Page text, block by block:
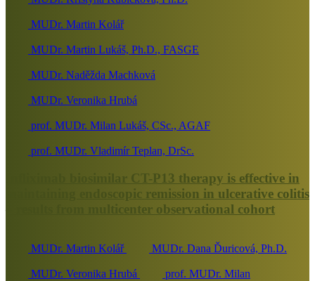
MUDr. Martin Kolář
MUDr. Martin Lukáš, Ph.D., FASGE
MUDr. Naděžda Machková
MUDr. Veronika Hrubá
prof. MUDr. Milan Lukáš, CSc., AGAF
prof. MUDr. Vladimír Teplan, DrSc.
Infliximab biosimilar CT-P13 therapy is effective in
maintaining endoscopic remission in ulcerative colitis
– results from multicenter observational cohort
MUDr. Martin Kolář MUDr. Dana Ďuricová, Ph.D.
MUDr. Veronika Hrubá prof. MUDr. Milan